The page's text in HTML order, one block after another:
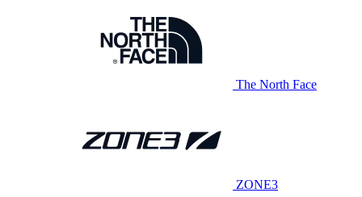
The North Face
ZONE3